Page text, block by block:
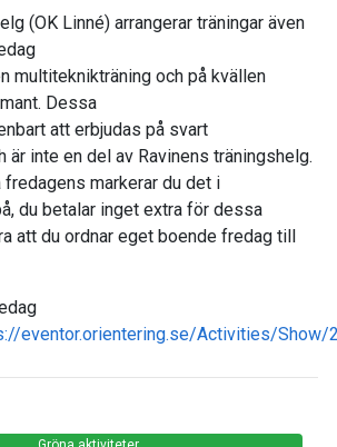
(OK Linné) arrangerar träningar även
multiteknikträning och på kvällen
Dessa
att erbjudas på svart
är inte en del av Ravinens träningshelg.
markerar du det i
du betalar inget extra för dessa
att du ordnar eget boende fredag till
eventor.orientering.se/Activities/Show/